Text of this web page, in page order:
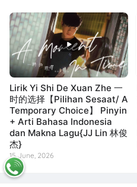
Lirik Yi Shi De Xuan Zhe 一
时的选择【Pilihan Sesaat/ A
Temporary Choice】 Pinyin
+ Arti Bahasa Indonesia
dan Makna Lagu{JJ Lin 林俊
杰}
15 June, 2026